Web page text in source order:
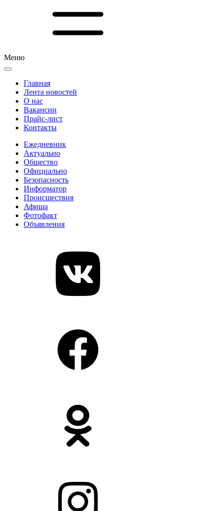
Меню
Главная
Лента новостей
О нас
Вакансии
Прайс-лист
Контакты
Ежедневник
Актуально
Общество
Официально
Безопасность
Информатор
Происшествия
Афиша
Фотофакт
Объявления